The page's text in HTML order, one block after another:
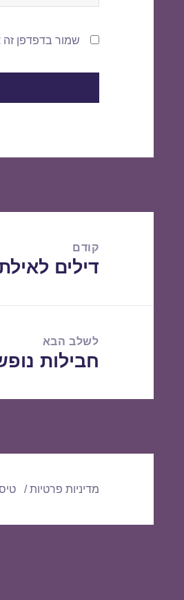
שמור בדפדפן
קודם
הפוסט
דילים לאילת
לשלב הבא
הפוסט
חבילות נופש
מדיניות פרטיות